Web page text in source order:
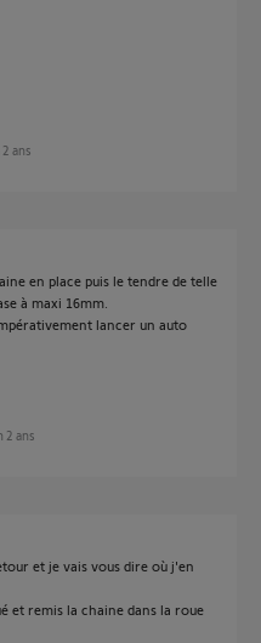
ans
en place puis le tendre de telle
à maxi 16mm.
lancer un auto
2 ans
et je vais vous dire où j'en
et remis la chaine dans la roue